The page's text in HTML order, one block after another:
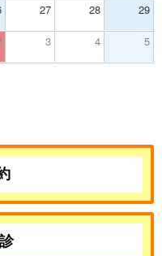
27 28 29
3 4 5